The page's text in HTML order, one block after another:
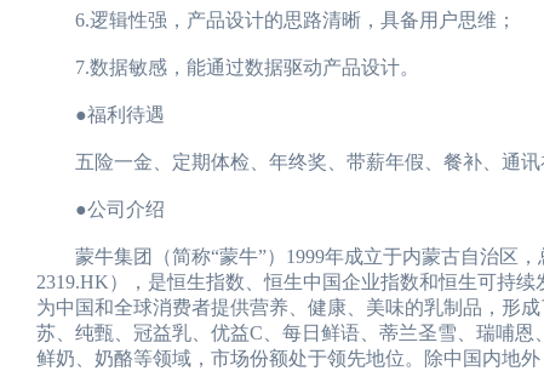
6.逻辑性强，产品设计的思路清晰，具备用户思维；
7.数据敏感，能通过数据驱动产品设计。
●福利待遇
五险一金、定期体检、年终奖、带薪年假、餐补、通讯
●公司介绍
蒙牛集团（简称“蒙牛”）1999年成立于内蒙古自治区，
2319.HK），是恒生指数、恒生中国企业指数和恒生可持
为中国和全球消费者提供营养、健康、美味的乳制品，形
苏、纯甄、冠益乳、优益C、每日鲜语、蒂兰圣雪、瑞哺
鲜奶、奶酪等领域，市场份额处于领先地位。除中国内地